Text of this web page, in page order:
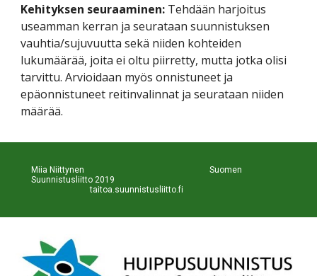
Kehityksen seuraaminen: Tehdään harjoitus
useamman kerran ja seurataan suunnistuksen
vauhtia/sujuvuutta sekä niiden kohteiden
lukumäärää, joita ei oltu piirretty, mutta jotka olisi
tarvittu. Arvioidaan myös onnistuneet ja
epäonnistuneet reitinvalinnat ja seurataan niiden
määrää.
Miia Niittynen                                                           Suomen
Suunnistusliitto 2019
taitoa.suunnistusliitto.fi